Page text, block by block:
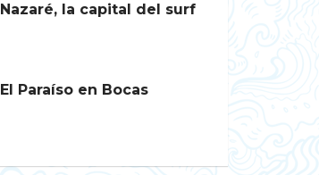
Nazaré, la capital del surf
El Paraíso en Bocas